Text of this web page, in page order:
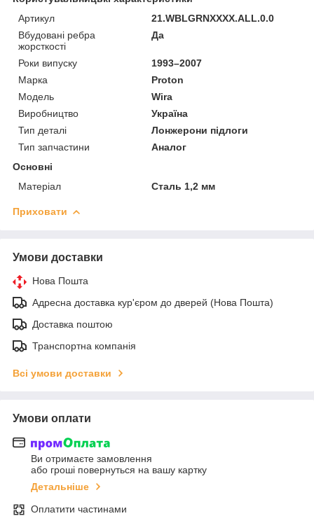
Артикул
21.WBLGRNXXXX.ALL.0.0
Вбудовані ребра
жорсткості
Да
Роки випуску
1993–2007
Марка
Proton
Мoдель
Wira
Виробництво
Україна
Тип деталі
Лонжерони підлоги
Тип запчастини
Аналог
Основні
Матеріал
Сталь 1,2 мм
Приховати
Умови доставки
Нова Пошта
Адресна доставка кур'єром до дверей (Нова Пошта)
Доставка поштою
Транспортна компанія
Всі умови доставки
Умови оплати
Ви отримаєте замовлення
або гроші повернуться на вашу картку
Детальніше
Оплатити частинами